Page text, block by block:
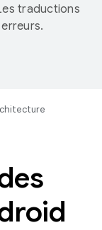
traductions